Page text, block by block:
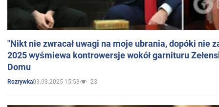
"Nikt nie zwracał uwagi na moje ubrania, dopóki nie
2025 wyśmiewa kontrowersje wokół garnituru
Domu
Rozrywka03.03.2025 15:53 23